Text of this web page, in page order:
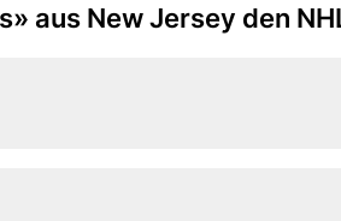
aus New Jersey den